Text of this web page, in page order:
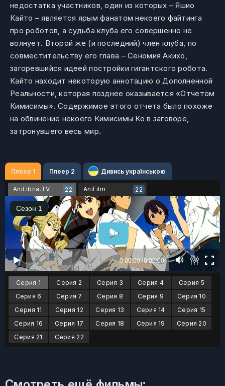
недостатка участников, один из которых – Яшио
Кайто – является ярым фанатом некоего файтинга
про роботов, а судьба клуба его совершенно не
волнует. Второй же (и последний) член клуба, по
совместительству его глава – Сеномия Акихо,
загоревшийся идеей постройки гигантского робота.
Кайто находит некоторую аннотацию о Дополненной
Реальности, которая позднее оказывается «Отчетом
Кимисимы». Содержимое этого отчета было похоже
на обвинение некоего Кимисимы Ко в заговоре,
затронувшего весь мир.
Плеер 1 Плеер 2 Дивись українською
AniLibria.TV 22 AniFilm 22
Серия 1 Серия 2 Серия 3 Серия 4
Серия 5
Серия 6
Серия 7 Серия 8 Серия 9
Серия 10
Серия 11
Серия 12 Серия 13 Серия 14
Серия 15
Серия 16
Серия 17 Серия 18 Серия 19
Серия 20
Серия 21
Серия 22